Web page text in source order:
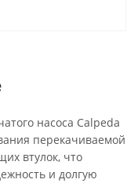
насоса Calpeda
перекачиваемой
втулок, что
и долгую